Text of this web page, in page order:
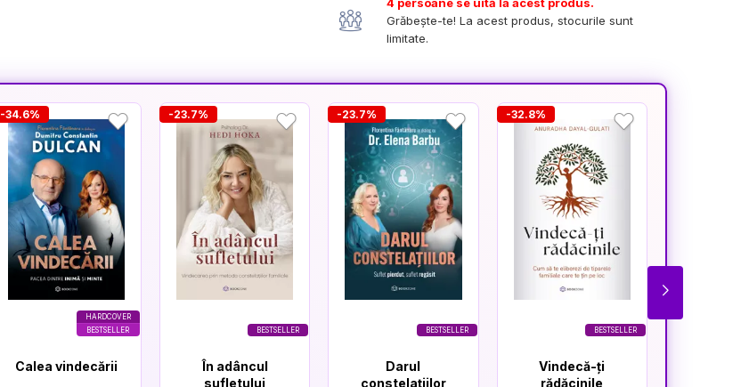
Grăbește-te! La acest produs, stocurile sunt
limitate.
HARDCOVER
BESTSELLER
-34.6%
Calea vindecării
BESTSELLER
-23.7%
În adâncul
sufletului
BESTSELLER
-23.7%
Darul
constelațiilor
BESTSELLER
-32.8%
Vindecă-ți
rădăcinile